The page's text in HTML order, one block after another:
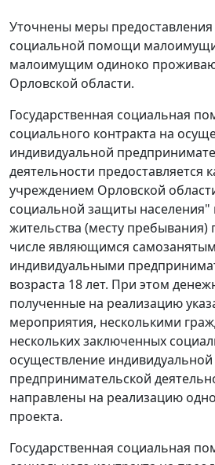
Уточнены меры предоставления
социальной помощи
малоимущим одиноко
Орловской области.
Государственная социальная
социального контракта на
индивидуальной
деятельности предоставляется
учреждением Орловской
социальной защиты населения"
жительства (месту пребывания)
числе являющимся
индивидуальными
возраста 18 лет. При этом
полученные на реализацию
мероприятия, несколькими
нескольких заключенных
осуществление индивидуальной
предпринимательской
направлены на реализацию
проекта.
Государственная социальная